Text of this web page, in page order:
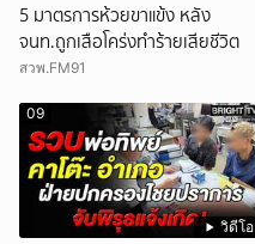
5 มาตรการห้วยขาแข้ง หลัง
จนท.ถูกเสือโคร่งทำร้ายเสียชีวิต
สวพ.FM91
วิดีโอ
09